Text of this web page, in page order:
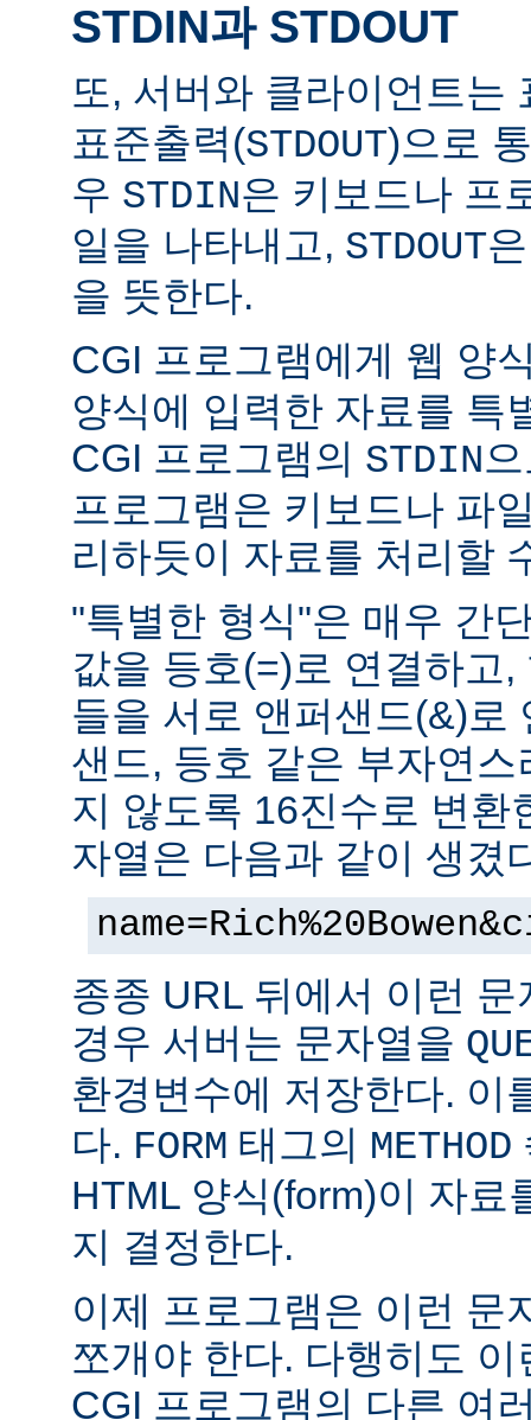
STDIN과 STDOUT
또, 서버와 클라이언트는
표준출력(STDOUT)으로
우 STDIN은 키보드나 프
일을 나타내고, STDOUT
을 뜻한다.
CGI 프로그램에게 웹 양
양식에 입력한 자료를 특
CGI 프로그램의 STDIN
프로그램은 키보드나 파
리하듯이 자료를 처리할
"특별한 형식"은 매우 간
값을 등호(=)로 연결하고
들을 서로 앤퍼샌드(&)로
샌드, 등호 같은 부자연
지 않도록 16진수로 변환
자열은 다음과 같이 생겼
종종 URL 뒤에서 이런
경우 서버는 문자열을
환경변수에 저장한다. 이
다. FORM 태그의 METHOD
HTML 양식(form)이 자료
지 결정한다.
이제 프로그램은 이런 문
쪼개야 한다. 다행히도
CGI 프로그램의 다른 여